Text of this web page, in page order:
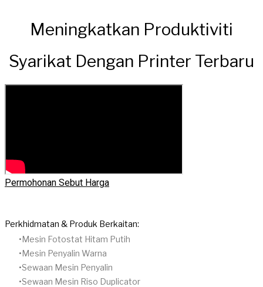
Meningkatkan Produktiviti
Syarikat Dengan Printer Terbaru
Permohonan Sebut Harga
Perkhidmatan & Produk Berkaitan:
Mesin Fotostat Hitam Putih
​Mesin Penyalin Warna
​Sewaan Mesin Penyalin
Sewaan Mesin Riso Duplicator